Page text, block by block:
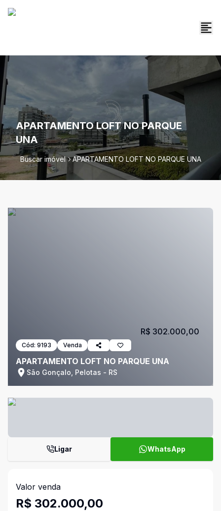
APARTAMENTO LOFT NO PARQUE
UNA
Buscar imóvel APARTAMENTO LOFT NO PARQUE UNA
Cód: 9193 Venda
APARTAMENTO LOFT NO PARQUE UNA
São Gonçalo, Pelotas - RS
R$ 302.000,00
Ligar WhatsApp
Valor venda
R$ 302.000,00